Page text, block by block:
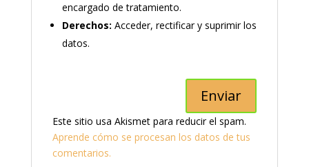
encargado de tratamiento.
Derechos: Acceder, rectificar y suprimir los
datos.
Este sitio usa Akismet para reducir el spam.
Aprende cómo se procesan los datos de tus
comentarios.